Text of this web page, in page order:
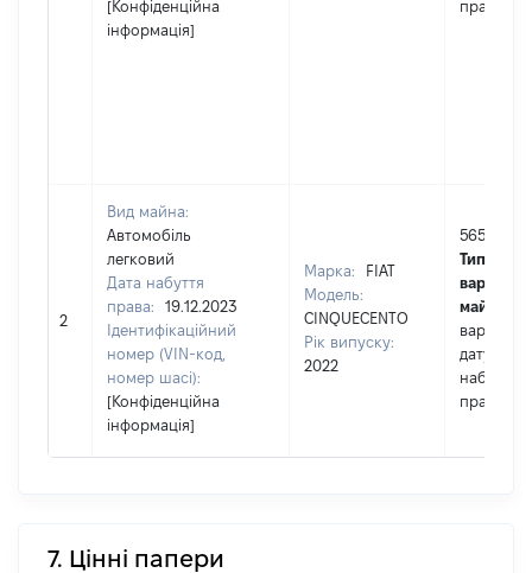
[Конфіденційна
інформація]
права
2
Вид майна:
Автомобіль
легковий
Дата набуття
права:
19.12.2023
Ідентифікаційний
номер (VIN-код,
номер шасі):
[Конфіденційна
інформація]
Марка:
FIAT
Модель:
CINQUECENTO
Рік випуску:
2022
565000
Тип
вартості
майна:
вартість
дату
набуття
права
7. Цінні папери